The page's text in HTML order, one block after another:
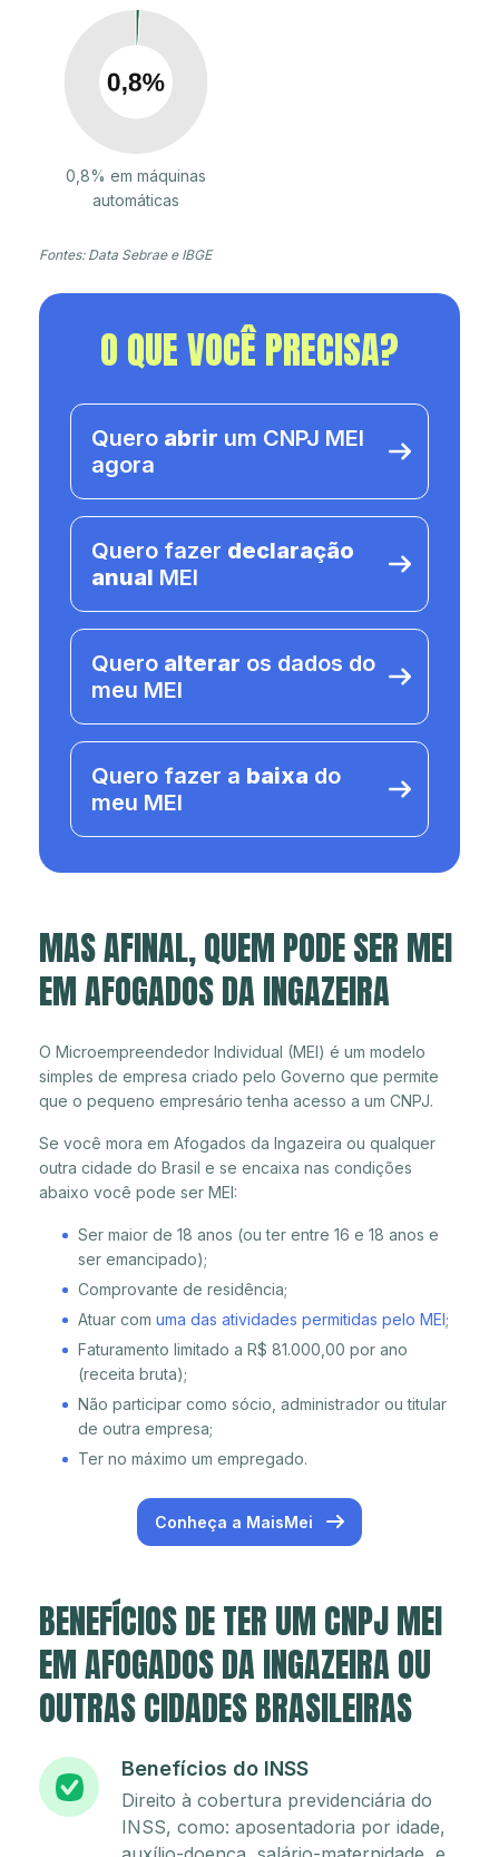
0,8% em máquinas
automáticas
Fontes: Data Sebrae e IBGE
O QUE VOCÊ PRECISA?
Quero abrir um CNPJ MEI
agora
Quero fazer declaração
anual MEI
Quero alterar os dados do
meu MEI
Quero fazer a baixa do
meu MEI
MAS AFINAL, QUEM PODE SER MEI
EM AFOGADOS DA INGAZEIRA
O Microempreendedor Individual (MEI) é um modelo
simples de empresa criado pelo Governo que permite
que o pequeno empresário tenha acesso a um CNPJ.
Se você mora em Afogados da Ingazeira ou qualquer
outra cidade do Brasil e se encaixa nas condições
abaixo você pode ser MEI:
Ser maior de 18 anos (ou ter entre 16 e 18 anos e
ser emancipado);
Comprovante de residência;
Atuar com uma das atividades permitidas pelo MEI;
Faturamento limitado a R$ 81.000,00 por ano
(receita bruta);
Não participar como sócio, administrador ou titular
de outra empresa;
Ter no máximo um empregado.
Conheça a MaisMei
BENEFÍCIOS DE TER UM CNPJ MEI
EM AFOGADOS DA INGAZEIRA OU
OUTRAS CIDADES BRASILEIRAS
Benefícios do INSS
Direito à cobertura previdenciária do
INSS, como: aposentadoria por idade,